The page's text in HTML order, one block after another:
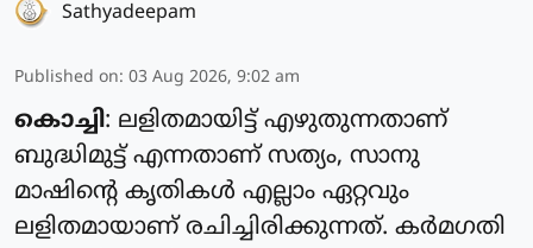
Sathyadeepam
Published on: 03 Aug 2026, 9:02 am
കൊച്ചി: ലളിതമായിട്ട് എഴുതുന്നതാണ്
ബുദ്ധിമുട്ട് എന്നതാണ് സത്യം, സാനു
മാഷിന്റെ കൃതികൾ എല്ലാം ഏറ്റവും
ലളിതമായാണ് രചിച്ചിരിക്കുന്നത്. കർമഗതി